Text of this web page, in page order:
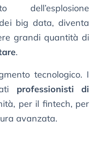
big data, diventa
grandi quantità di
.
tecnologico. I
professionisti di
per il fintech, per
avanzata.